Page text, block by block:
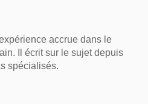
accrue dans le
Il écrit sur le sujet depuis
spécialisés.